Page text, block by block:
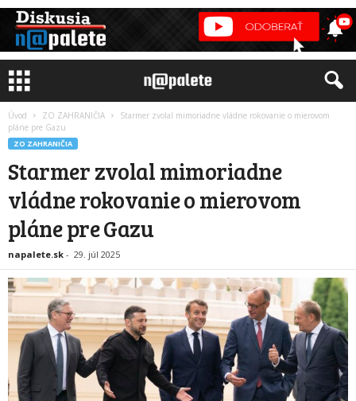
Úvod ZO ZAHRANIČIA
Starmer zvolal mimoriadne vládne rokovanie o mierovom
pláne pre Gazu
ZO ZAHRANIČIA
Starmer zvolal mimoriadne
vládne rokovanie o mierovom
pláne pre Gazu
napalete.sk - 29. júl 2025